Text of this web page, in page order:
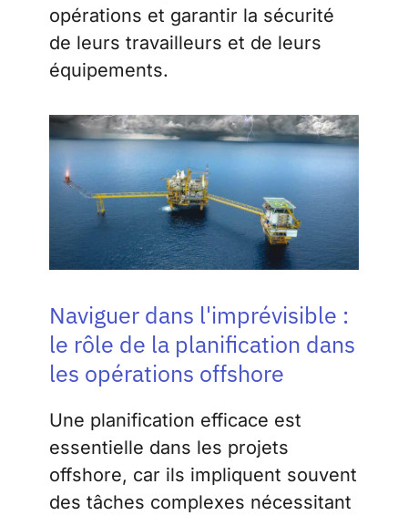
opérations et garantir la sécurité
de leurs travailleurs et de leurs
équipements.
Naviguer dans l'imprévisible :
le rôle de la planification dans
les opérations offshore
Une planification efficace est
essentielle dans les projets
offshore, car ils impliquent souvent
des tâches complexes nécessitant